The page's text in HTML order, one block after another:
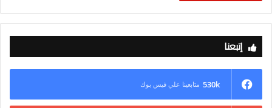
إتبعنا
530k متابعينا علي فيس بوك